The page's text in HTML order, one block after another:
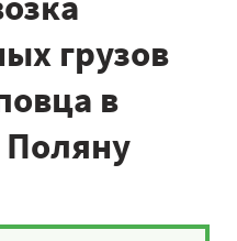
грузов
в